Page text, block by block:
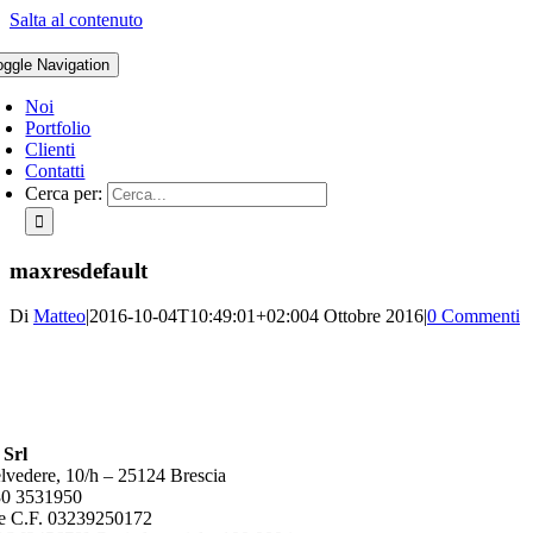
Salta al contenuto
Navigation
Noi
Portfolio
Clienti
Contatti
Cerca per:
maxresdefault
Di Matteo|2016-10-04T10:49:01+02:004 Ottobre 2016|0 Commenti
Srl
10/h – 25124 Brescia
3531950
C.F. 03239250172